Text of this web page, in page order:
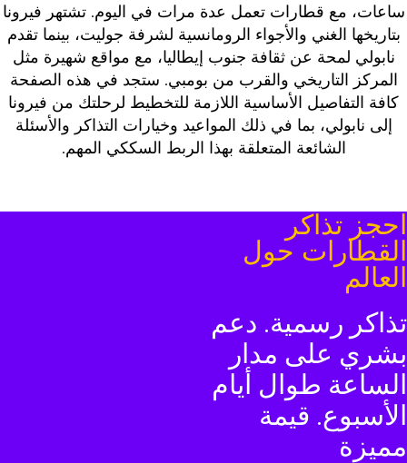
ساعات، مع قطارات تعمل عدة مرات في اليوم. تشتهر فيرونا
بتاريخها الغني والأجواء الرومانسية لشرفة جوليت، بينما تقدم
نابولي لمحة عن ثقافة جنوب إيطاليا، مع مواقع شهيرة مثل
المركز التاريخي والقرب من بومبي. ستجد في هذه الصفحة
كافة التفاصيل الأساسية اللازمة للتخطيط لرحلتك من فيرونا
إلى نابولي، بما في ذلك المواعيد وخيارات التذاكر والأسئلة
الشائعة المتعلقة بهذا الربط السككي المهم.
تذاكر
حول
رسمية. دعم
على مدار
طوال أيام
قيمة